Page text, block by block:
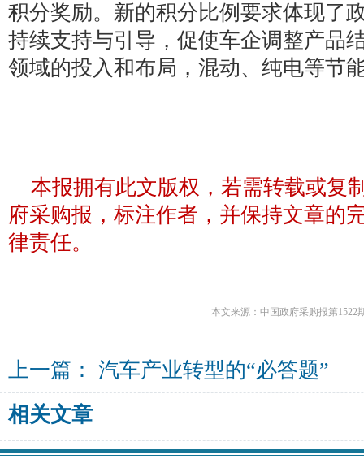
积分奖励。新的积分比例要求体现了
持续支持与引导，促使车企调整产品
领域的投入和布局，混动、纯电等节
本报拥有此文版权，若需转载或复
府采购报，标注作者，并保持文章的
律责任。
本文来源：中国政府采购报第1522
上一篇： 汽车产业转型的“必答题”
相关文章